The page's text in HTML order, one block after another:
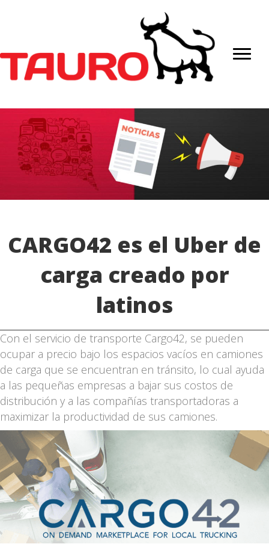
CARGO42 es el Uber de
carga creado por
latinos
Con el servicio de transporte Cargo42, se pueden
ocupar a precio bajo los espacios vacíos en camiones
de carga que se encuentran en tránsito, lo cual ayuda
a las pequeñas empresas a bajar sus costos de
distribución y a las compañías transportadoras a
maximizar la productividad de sus camiones.